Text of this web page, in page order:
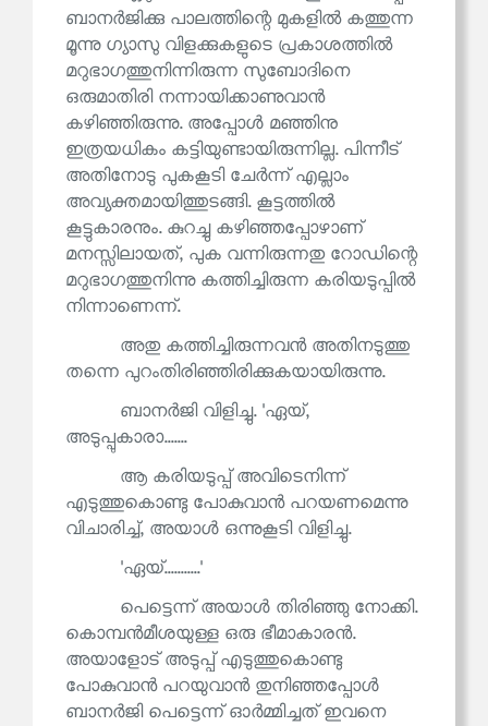
ബാനർജിക്കു പാലത്തിന്റെ മുകളിൽ കത്തുന്ന
മൂന്നു ഗ്യാസു വിളക്കുകളുടെ പ്രകാശത്തിൽ
മറുഭാഗത്തുനിന്നിരുന്ന സുബോദിനെ
ഒരുമാതിരി നന്നായിക്കാണുവാൻ
കഴിഞ്ഞിരുന്നു. അപ്പോൾ മഞ്ഞിനു
ഇത്രയധികം കട്ടിയുണ്ടായിരുന്നില്ല. പിന്നീട്
അതിനോടു പുകകൂടി ചേർന്ന് എല്ലാം
അവ്യക്തമായിത്തുടങ്ങി. കൂട്ടത്തിൽ
കൂട്ടുകാരനും. കുറച്ചു കഴിഞ്ഞപ്പോഴാണ്
മനസ്സിലായത്, പുക വന്നിരുന്നതു റോഡിന്റെ
മറുഭാഗത്തുനിന്നു കത്തിച്ചിരുന്ന കരിയടുപ്പിൽ
നിന്നാണെന്ന്.
അതു കത്തിച്ചിരുന്നവൻ അതിനടുത്തു
തന്നെ പുറംതിരിഞ്ഞിരിക്കുകയായിരുന്നു.
ബാനർജി വിളിച്ചു. 'ഏയ്,
അടുപ്പുകാരാ.......
ആ കരിയടുപ്പ് അവിടെനിന്ന്
എടുത്തുകൊണ്ടു പോകുവാൻ പറയണമെന്നു
വിചാരിച്ച്, അയാൾ ഒന്നുകൂടി വിളിച്ചു.
'ഏയ്...........'
പെട്ടെന്ന് അയാൾ തിരിഞ്ഞു നോക്കി.
കൊമ്പൻമീശയുള്ള ഒരു ഭീമാകാരൻ.
അയാളോട് അടുപ്പ് എടുത്തുകൊണ്ടു
പോകുവാൻ പറയുവാൻ തുനിഞ്ഞപ്പോൾ
ബാനർജി പെട്ടെന്ന് ഓർമ്മിച്ചത് ഇവനെ